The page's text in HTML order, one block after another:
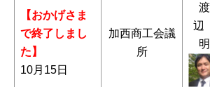
【おかげさま
で終了しまし
た】
10月15日
加西商工会議
所
渡
辺
明